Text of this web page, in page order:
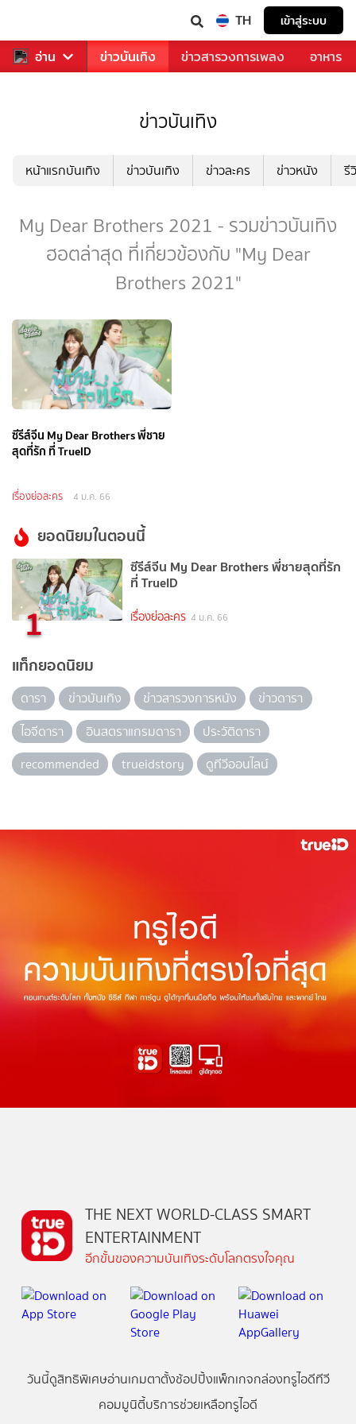
TH เข้าสู่ระบบ
อ่าน
กีฬา ข่าว ข่าวบันเทิง ข่าวสารวงการเพลง อาหาร
ข่าวบันเทิง
หน้าแรกบันเทิง ข่าวบันเทิง ข่าวละคร ข่าวหนัง รี
My Dear Brothers 2021 - รวมข่าวบันเทิง
ฮอตล่าสุด ที่เกี่ยวข้องกับ "My Dear
Brothers 2021"
ซีรีส์จีน My Dear Brothers พี่ชาย
สุดที่รัก ที่ TrueID
เรื่องย่อละคร 4 ม.ค. 66
ยอดนิยมในตอนนี้
1
ซีรีส์จีน My Dear Brothers พี่ชายสุดที่รัก
ที่ TrueID
เรื่องย่อละคร 4 ม.ค. 66
แท็กยอดนิยม
ดารา ข่าวบันเทิง ข่าวสารวงการหนัง
ข่าวดารา
ไอจีดารา
อินสตราแกรมดารา
ประวัติดารา
recommended
trueidstory ดูทีวีออนไลน์
THE NEXT WORLD-CLASS SMART
ENTERTAINMENT
อีกขั้นของความบันเทิงระดับโลกตรงใจคุณ
วันนี้ดูสิทธิพิเศษอ่านเกมตาตั้งช้อปปิ้งแพ็กเกจกล่องทรูไอดีทีวี
คอมมูนิตี้บริการช่วยเหลือทรูไอดี